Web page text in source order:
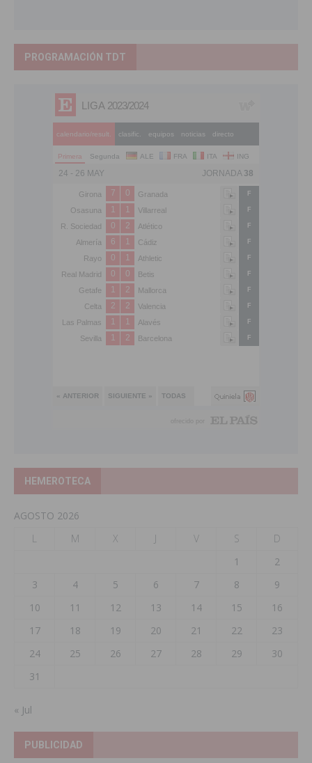
PROGRAMACIÓN TDT
HEMEROTECA
AGOSTO 2026
L
M X J V S
D
1
2
3
4 5 6 7 8
9
10
11 12 13 14 15
16
17
18 19 20 21 22
23
24
25 26 27 28 29
30
31
« Jul
PUBLICIDAD